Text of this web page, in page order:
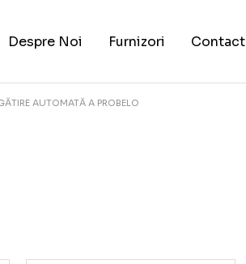
Despre Noi Furnizori Contact
AUTOMATĂ A PROBELO